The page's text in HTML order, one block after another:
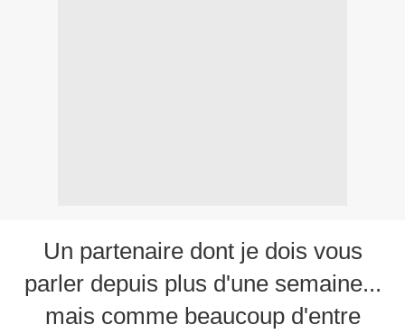
Un partenaire dont je dois vous
parler depuis plus d'une semaine...
mais comme beaucoup d'entre